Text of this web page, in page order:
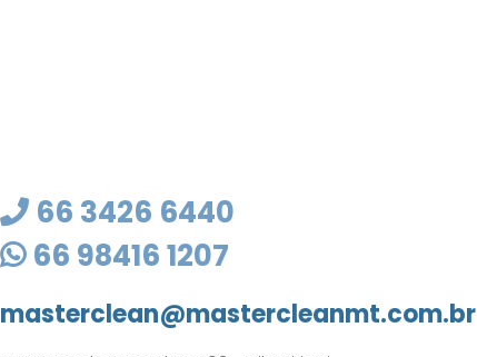
66 3426 6440
66 98416 1207
masterclean@mastercleanmt.com.br